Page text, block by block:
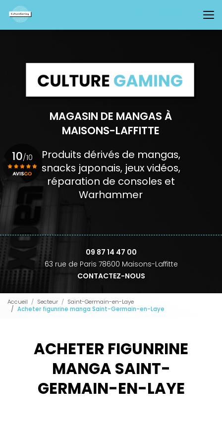
au
contenu
principal
MAGASIN DE MANGAS À
MAISONS-LAFFITTE
Produits dérivés de mangas,
snacks japonais, jeux vidéos,
réparation de consoles et
Warhammer
09 87 14 47 00
63 rue de Paris 78600 Maisons-Laffitte
CONTACTEZ-NOUS
10/10
Voir le certificat
Accueil Secteur
Saint-Germain-en-Laye
Acheter figunrine manga Saint-Germain-en-Laye
ACHETER FIGUNRINE
MANGA SAINT-
GERMAIN-EN-LAYE